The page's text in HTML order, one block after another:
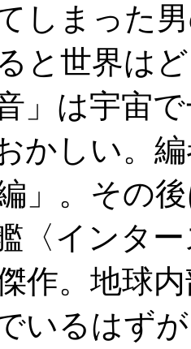
しまった
と世界は
」は宇宙
かしい。
」。その
〈インタ
作。地球
いるはず